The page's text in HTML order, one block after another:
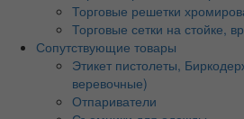
Торговые решетки
Торговые сетки на стойке,
Сопутствующие товары
Этикет пистолеты,
веревочные)
Отпариватели